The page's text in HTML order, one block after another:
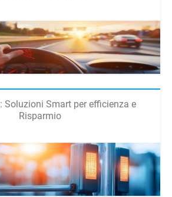
Soluzioni Smart per efficienza e
Risparmio